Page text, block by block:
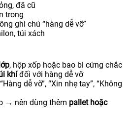
đã cũ
trong
ghi chú “hàng dễ vỡ”
túi xách
, hộp xốp hoặc bao bì cứng chắc
khíđối với hàng dễ vỡ
dễ vỡ”, “Xin nhẹ tay”, “Không
→ nên dùng thêm pallet hoặc